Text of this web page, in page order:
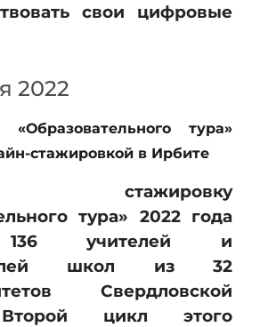
свои цифровые
2022
тура»
стажировкой в Ирбите
стажировку
тура» 2022 года
учителей и
школ из 32
Свердловской
цикл этого